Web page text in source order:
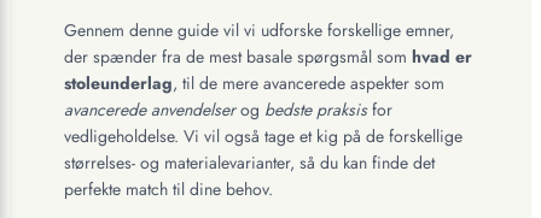
Gennem denne guide vil vi udforske forskellige emner,
der spænder fra de mest basale spørgsmål som hvad er
stoleunderlag, til de mere avancerede aspekter som
avancerede anvendelserog bedste praksisfor
vedligeholdelse. Vi vil også tage et kig på de forskellige
størrelses- og materialevarianter, så du kan finde det
perfekte match til dine behov.